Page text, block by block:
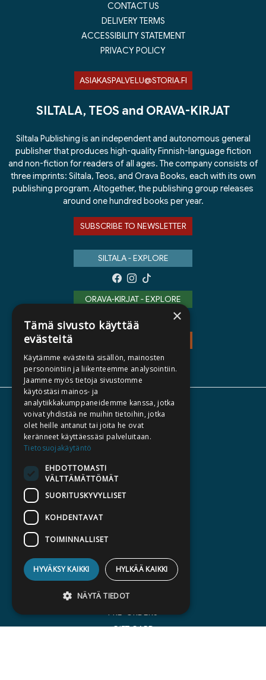
CONTACT US
DELIVERY TERMS
ACCESSIBILITY STATEMENT
PRIVACY POLICY
ASIAKASPALVELU@STORIA.FI
SILTALA, TEOS and ORAVA-KIRJAT
Siltala Publishing is an independent and autonomous general
publisher that produces high-quality Finnish-language fiction
and non-fiction for readers of all ages. The company consists of
three imprints: Siltala, Teos, and Orava Books, each with its own
publishing program. Altogether, the publishing group releases
around one hundred books per year.
SUBSCRIBE TO NEWSLETTER
SILTALA - EXPLORE
ORAVA-KIRJAT - EXPLORE
ABOUT US
AUTHORS
CATALOGUES
BECOME AN AUTHOR
BILLING ADDRESS
SILTALA.FI
E-BOOKS AND AUDIOBOOKS
PRE-ORDERS
GIFT CARD
×
Tämä sivusto käyttää
evästeitä
Käytämme evästeitä sisällön, mainosten
personointiin ja liikenteemme analysointiin.
Jaamme myös tietoja sivustomme
käytöstäsi mainos- ja
analytiikkakumppaneidemme kanssa, jotka
voivat yhdistää ne muihin tietoihin, jotka
olet heille antanut tai joita he ovat
keränneet käyttäessäsi palveluitaan.
Tietosuojakäytäntö
EHDOTTOMASTI
VÄLTTÄMÄTTÖMÄT
SUORITUSKYVYLLISET
KOHDENTAVAT
TOIMINNALLISET
HYVÄKSY KAIKKI HYLKÄÄ KAIKKI
NÄYTÄ TIEDOT